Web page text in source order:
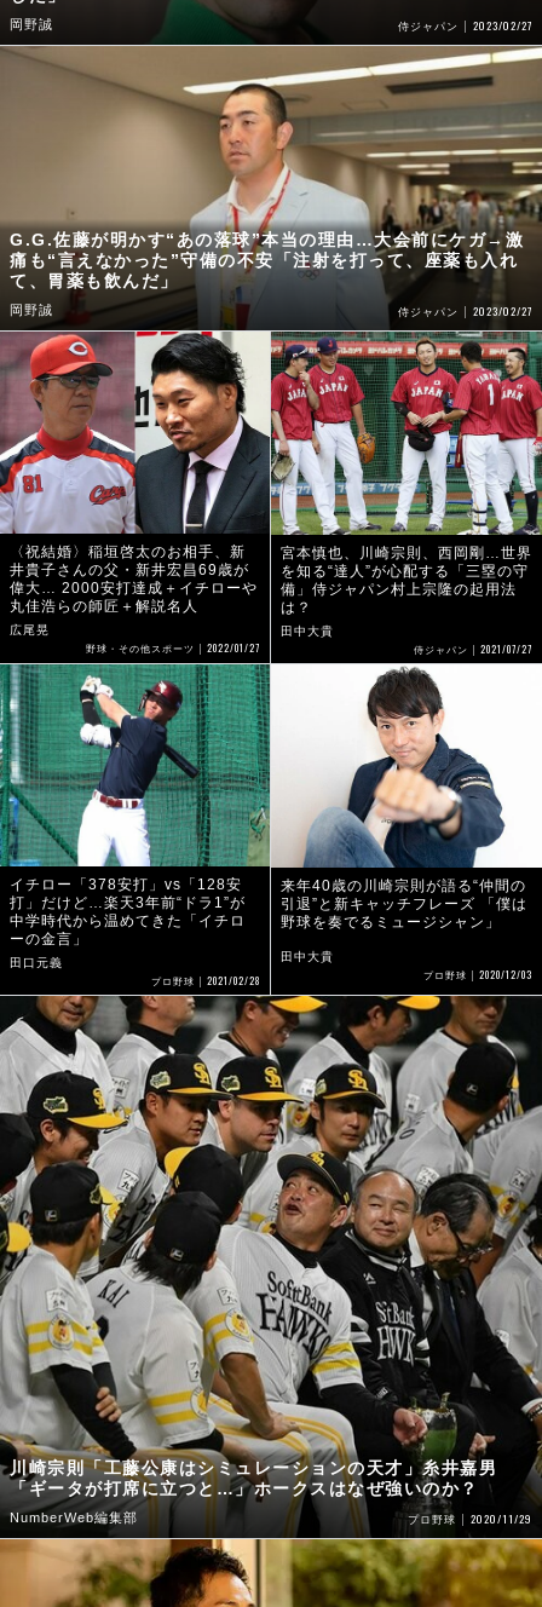
岡野誠 侍ジャパン 2023/02/27
G.G.佐藤が明かす“あの落球”本当の理由…大会前にケガ→激
痛も“言えなかった”守備の不安「注射を打って、座薬も入れ
て、胃薬も飲んだ」
岡野誠 侍ジャパン 2023/02/27
〈祝結婚〉稲垣啓太のお相手、新
井貴子さんの父・新井宏昌69歳が
偉大… 2000安打達成＋イチローや
丸佳浩らの師匠＋解説名人
広尾晃
野球・その他スポーツ 2022/01/27
宮本慎也、川崎宗則、西岡剛…世界
を知る“達人”が心配する「三塁の守
備」侍ジャパン村上宗隆の起用法
は？
田中大貴
侍ジャパン 2021/07/27
イチロー「378安打」vs「128安
打」だけど…楽天3年前“ドラ1”が
中学時代から温めてきた「イチロ
ーの金言」
田口元義
プロ野球 2021/02/28
来年40歳の川崎宗則が語る“仲間の
引退”と新キャッチフレーズ 「僕は
野球を奏でるミュージシャン」
田中大貴
プロ野球 2020/12/03
川崎宗則「工藤公康はシミュレーションの天才」糸井嘉男
「ギータが打席に立つと…」ホークスはなぜ強いのか？
NumberWeb編集部 プロ野球 2020/11/29